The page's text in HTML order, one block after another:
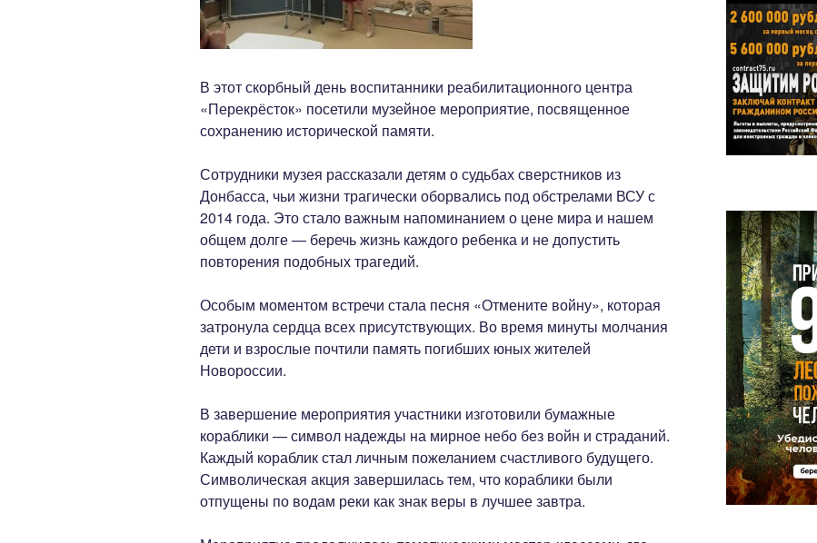
В этот скорбный день воспитанники реабилитационного центра
«Перекрёсток» посетили музейное мероприятие, посвященное
сохранению исторической памяти.
Сотрудники музея рассказали детям о судьбах сверстников из
Донбасса, чьи жизни трагически оборвались под обстрелами ВСУ с
2014 года. Это стало важным напоминанием о цене мира и нашем
общем долге — беречь жизнь каждого ребенка и не допустить
повторения подобных трагедий.
Особым моментом встречи стала песня «Отмените войну», которая
затронула сердца всех присутствующих. Во время минуты молчания
дети и взрослые почтили память погибших юных жителей
Новороссии.
В завершение мероприятия участники изготовили бумажные
кораблики — символ надежды на мирное небо без войн и страданий.
Каждый кораблик стал личным пожеланием счастливого будущего.
Символическая акция завершилась тем, что кораблики были
отпущены по водам реки как знак веры в лучшее завтра.